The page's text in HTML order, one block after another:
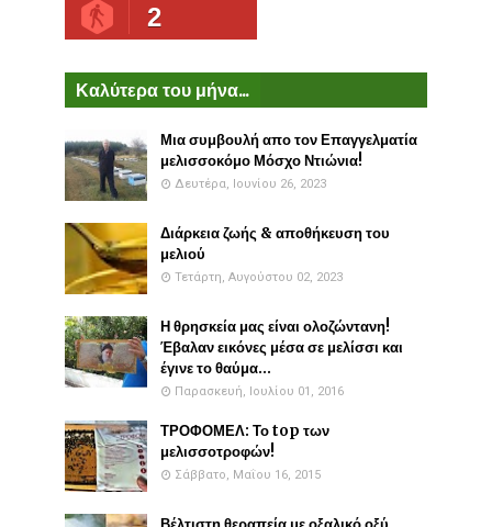
2
Καλύτερα του μήνα...
Μια συμβουλή απο τον Επαγγελματία
μελισσοκόμο Μόσχο Ντιώνια!
Δευτέρα, Ιουνίου 26, 2023
Διάρκεια ζωής & αποθήκευση του
μελιού
Τετάρτη, Αυγούστου 02, 2023
Η θρησκεία μας είναι ολοζώντανη!
Έβαλαν εικόνες μέσα σε μελίσσι και
έγινε το θαύμα...
Παρασκευή, Ιουλίου 01, 2016
ΤΡΟΦΟΜΕΛ: Το top των
μελισσοτροφών!
Σάββατο, Μαΐου 16, 2015